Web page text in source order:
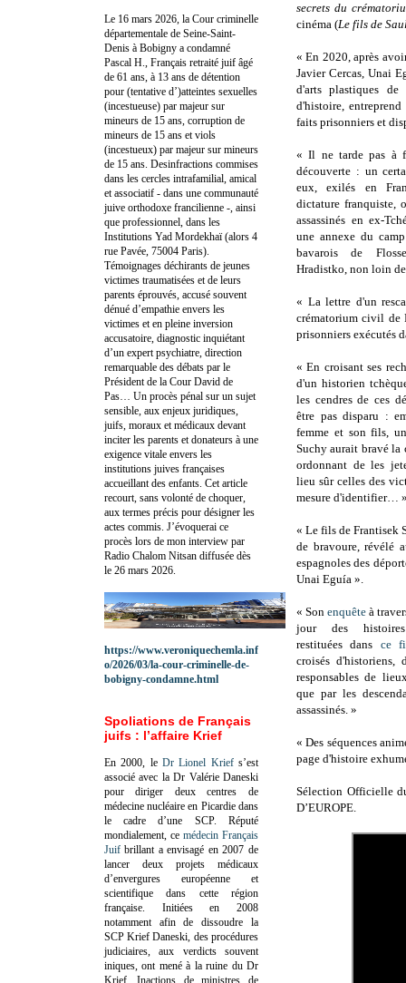
secrets du
cinéma (Le fils de
« En 2020, après
Javier Cercas, Unai
d'arts plastiques de
d'histoire,
faits prisonniers et
« Il ne tarde pas à
découverte : un
eux, exilés en
dictature franquiste,
assassinés en ex-
une annexe du
bavarois de
Hradistko, non loin
« La lettre d'un
crématorium civil de
prisonniers exécutés
« En croisant ses
d'un historien
les cendres de ces
être pas disparu :
femme et son fils,
Suchy aurait bravé la
ordonnant de les
lieu sûr celles des
mesure d'identifier…
« Le fils de Frantisek
de bravoure, révélé
espagnoles des
Unai Eguía ».
« Sonenquête à
jour des histoires
restituées dans ce
croisés d'historiens,
responsables de
que par les
assassinés. »
« Des séquences
page d'histoire
Sélection Officielle
D’EUROPE.
Le 16 mars 2026, la Cour criminelle
départementale de Seine-Saint-
Denis à Bobigny a condamné
Pascal H., Français retraité juif âgé
de 61 ans, à 13 ans de détention
pour (tentative d’)atteintes sexuelles
(incestueuse) par majeur sur
mineurs de 15 ans, corruption de
mineurs de 15 ans et viols
(incestueux) par majeur sur mineurs
de 15 ans. Desinfractions commises
dans les cercles intrafamilial, amical
et associatif - dans une communauté
juive orthodoxe francilienne -, ainsi
que professionnel, dans les
Institutions Yad Mordekhaï (alors 4
rue Pavée, 75004 Paris).
Témoignages déchirants de jeunes
victimes traumatisées et de leurs
parents éprouvés, accusé souvent
dénué d’empathie envers les
victimes et en pleine inversion
accusatoire, diagnostic inquiétant
d’un expert psychiatre, direction
remarquable des débats par le
Président de la Cour David de
Pas… Un procès pénal sur un sujet
sensible, aux enjeux juridiques,
juifs, moraux et médicaux devant
inciter les parents et donateurs à une
exigence vitale envers les
institutions juives françaises
accueillant des enfants. Cet article
recourt, sans volonté de choquer,
aux termes précis pour désigner les
actes commis. J’évoquerai ce
procès lors de mon interview par
Radio Chalom Nitsan diffusée dès
le 26 mars 2026.
https://www.veroniquechemla.inf
o/2026/03/la-cour-criminelle-de-
bobigny-condamne.html
Spoliations de Français
juifs : l’affaire Krief
En 2000, le Dr Lionel Kriefs’est
associé avec la Dr Valérie Daneski
pour diriger deux centres de
médecine nucléaire en Picardie dans
le cadre d’une SCP. Réputé
mondialement, ce médecin Français
Juif brillant a envisagé en 2007 de
lancer deux projets médicaux
d’envergures européenne et
scientifique dans cette région
française. Initiées en 2008
notamment afin de dissoudre la
SCP Krief Daneski, des procédures
judiciaires, aux verdicts souvent
iniques, ont mené à la ruine du Dr
Krief.Inactions de ministres de